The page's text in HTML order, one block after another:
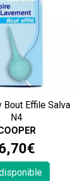
Bout Effile Salva
N4
,70€